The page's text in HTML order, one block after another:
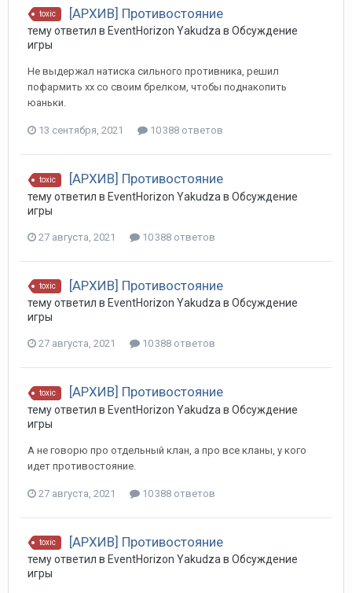
toxic [АРХИВ] Противостояние
тему ответил в EventHorizon Yakudza в Обсуждение
игры
Не выдержал натиска сильного противника, решил
пофармить хх со своим брелком, чтобы поднакопить
юаньки.
13 сентября, 2021 10 388 ответов
toxic [АРХИВ] Противостояние
тему ответил в EventHorizon Yakudza в Обсуждение
игры
27 августа, 2021 10 388 ответов
toxic [АРХИВ] Противостояние
тему ответил в EventHorizon Yakudza в Обсуждение
игры
27 августа, 2021 10 388 ответов
toxic [АРХИВ] Противостояние
тему ответил в EventHorizon Yakudza в Обсуждение
игры
А не говорю про отдельный клан, а про все кланы, у кого
идет противостояние.
27 августа, 2021 10 388 ответов
toxic [АРХИВ] Противостояние
тему ответил в EventHorizon Yakudza в Обсуждение
игры